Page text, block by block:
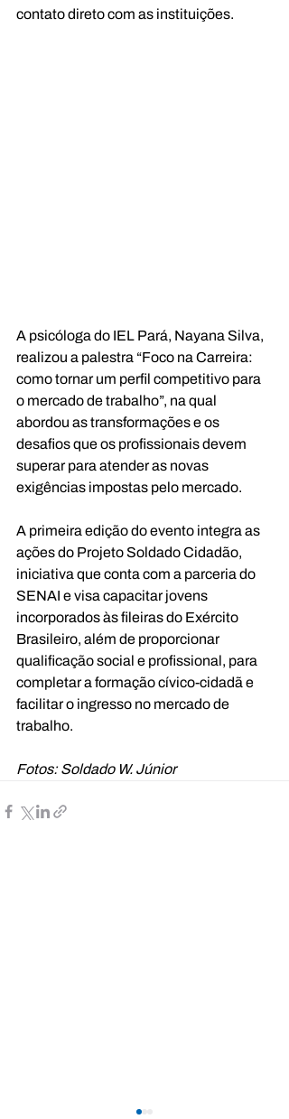
contato direto com as instituições.
A psicóloga do IEL Pará, Nayana Silva,
realizou a palestra “Foco na Carreira:
como tornar um perfil competitivo para
o mercado de trabalho”, na qual
abordou as transformações e os
desafios que os profissionais devem
superar para atender as novas
exigências impostas pelo mercado.
A primeira edição do evento integra as
ações do Projeto Soldado Cidadão,
iniciativa que conta com a parceria do
SENAI e visa capacitar jovens
incorporados às fileiras do Exército
Brasileiro, além de proporcionar
qualificação social e profissional, para
completar a formação cívico-cidadã e
facilitar o ingresso no mercado de
trabalho.
Fotos: Soldado W. Júnior